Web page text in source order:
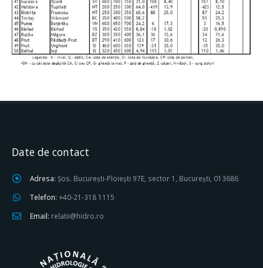
Date de contact
Adresa: Șos. București-Ploiești 97E, sector 1, București, 013686
Telefon: +40-21-318 1115
Email: relatii@hidro.ro